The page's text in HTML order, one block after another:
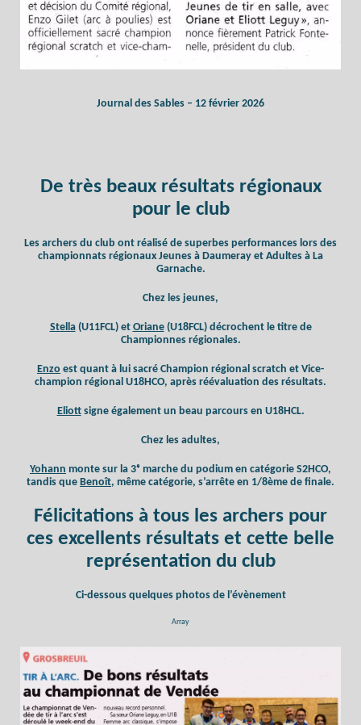
Journal des Sables – 12 février 2026
De très beaux résultats régionaux
pour le club
Les archers du club ont réalisé de superbes performances lors des
championnats régionaux Jeunes à Daumeray et Adultes à La
Garnache.
Chez les jeunes,
Stella(U11FCL) et Oriane(U18FCL) décrochent le titre de
Championnes régionales.
Enzo est quant à lui sacré Champion régional scratch et Vice-
champion régional U18HCO, après réévaluation des résultats.
Eliottsigne également un beau parcours en U18HCL.
Chez les adultes,
Yohann monte sur la 3ᵉ marche du podium en catégorie S2HCO,
tandis que Benoît, même catégorie, s’arrête en 1/8ème de finale.
Félicitations à tous les archers pour
ces excellents résultats et cette belle
représentation du club
Ci-dessous quelques photos de l’évènement
Array